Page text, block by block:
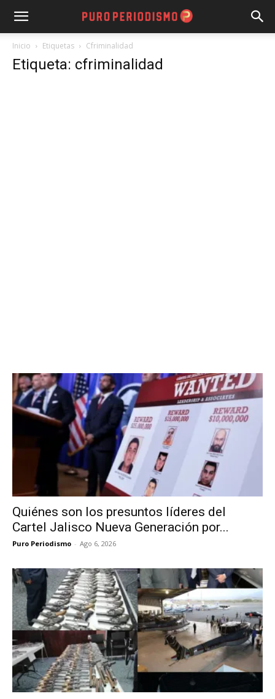
Inicio Etiquetas Cfriminalidad
Etiqueta: cfriminalidad
Quiénes son los presuntos líderes del
Cartel Jalisco Nueva Generación por...
Puro Periodismo - Ago 6, 2026